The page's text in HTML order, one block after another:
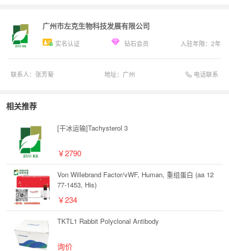
广州市左克生物科技发展有限公司
实名认证 钻石会员 入驻年限： 2年
联系人： 张芳菊 地址： 广州 电话联系
相关推荐
[干冰运输]Tachysterol 3
￥2790
Von Willebrand Factor/vWF, Human, 重组蛋白 (aa 12
77-1453, His)
￥234
TKTL1 Rabbit Polyclonal Antibody
询价